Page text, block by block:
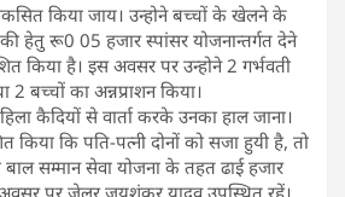
किया जाय। उन्होने बच्चों के खेलने के
हेतु रू0 05 हजार स्पांसर योजनान्तर्गत देने
किया है। इस अवसर पर उन्होने 2 गर्भवती
बच्चों का अन्नप्राशन किया।
कैदियों से वार्ता करके उनका हाल जाना।
किया कि पति-पत्नी दोनों को सजा हुयी है, तो
सम्मान सेवा योजना के तहत ढाई हजार